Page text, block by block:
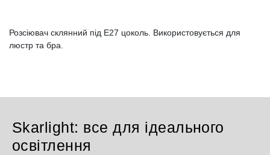
Розсіювач склянний під Е27 цоколь. Використовується для
люстр та бра.
Skarlight: все для ідеального
освітлення